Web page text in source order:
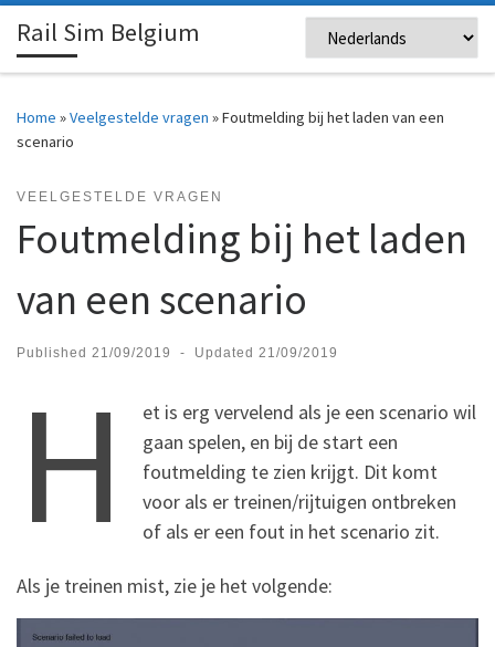
Skip to content
Rail Sim Belgium
Home »Veelgestelde vragen »Foutmelding bij het laden van een
scenario
VEELGESTELDE VRAGEN
Foutmelding bij het laden
van een scenario
Published 21/09/2019 - Updated 21/09/2019
H
et is erg vervelend als je een scenario wil
gaan spelen, en bij de start een
foutmelding te zien krijgt. Dit komt
voor als er treinen/rijtuigen ontbreken
of als er een fout in het scenario zit.
Als je treinen mist, zie je het volgende: